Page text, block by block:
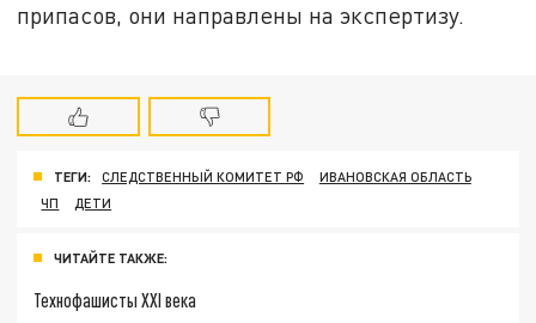
припасов, они направлены на экспертизу.
ТЕГИ: СЛЕДСТВЕННЫЙ КОМИТЕТ РФ
ИВАНОВСКАЯ ОБЛАСТЬ
ЧП
ДЕТИ
ЧИТАЙТЕ ТАКЖЕ:
Технофашисты XXI века